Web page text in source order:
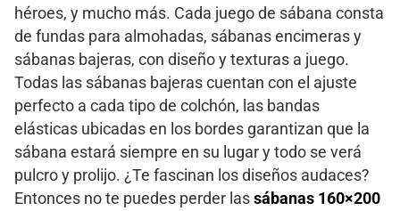
héroes, y mucho más. Cada juego de sábana consta
de fundas para almohadas, sábanas encimeras y
sábanas bajeras, con diseño y texturas a juego.
Todas las sábanas bajeras cuentan con el ajuste
perfecto a cada tipo de colchón, las bandas
elásticas ubicadas en los bordes garantizan que la
sábana estará siempre en su lugar y todo se verá
pulcro y prolijo. ¿Te fascinan los diseños audaces?
Entonces no te puedes perder las sábanas 160×200